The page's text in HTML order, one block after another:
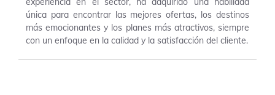
única para encontrar las mejores ofertas, los destinos
más emocionantes y los planes más atractivos, siempre
con un enfoque en la calidad y la satisfacción del cliente.